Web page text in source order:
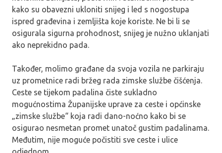
kako su obavezni ukloniti snijeg i led s nogostupa
ispred građevina i zemljišta koje koriste. Ne bi li se
osigurala sigurna prohodnost, snijeg je nužno uklanjati
ako neprekidno pada.
Također, molimo građane da svoja vozila ne parkiraju
uz prometnice radi bržeg rada zimske službe čišćenja.
Ceste se tijekom padalina čiste sukladno
mogućnostima Županijske uprave za ceste i općinske
„zimske službe“ koja radi dano-noćno kako bi se
osigurao nesmetan promet unatoč gustim padalinama.
Međutim, nije moguće počistiti sve ceste i ulice